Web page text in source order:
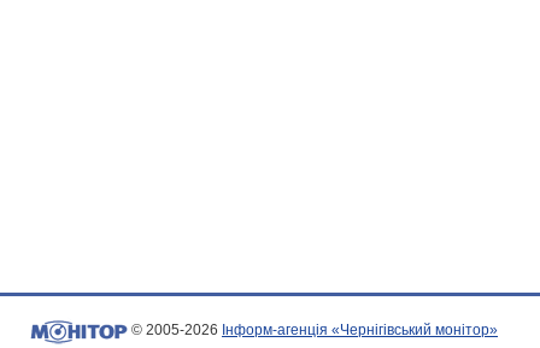
© 2005-2026 Інформ-агенція «Чернігівський монітор»